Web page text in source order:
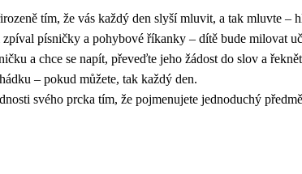
tím, že vás každý den slyší mluvit, a tak mluvte –
písničky a pohybové říkanky – dítě bude milovat
a chce se napít, převeďte jeho žádost do slov a
– pokud můžete, tak každý den.
svého prcka tím, že pojmenujete jednoduchý